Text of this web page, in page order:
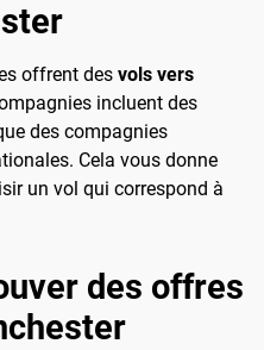
offrent des vols vers
incluent des
des compagnies
Cela vous donne
un vol qui correspond à
des offres